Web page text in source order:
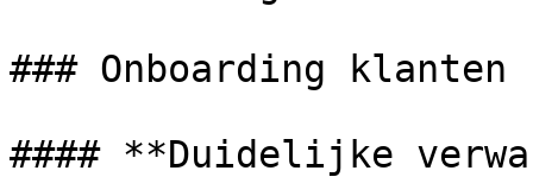
### Onboarding klanten
#### **Duidelijke